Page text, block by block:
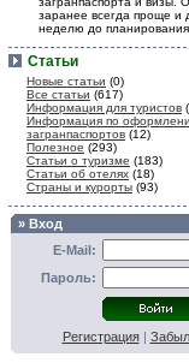
заранее всегда проще и
неделю до планирования
Статьи
Новые статьи (0)
Все статьи (617)
Информация для туристов
Информация по
загранпаспортов (12)
Полезное (293)
Статьи о туризме (183)
Статьи об отелях (18)
Страны и курорты (93)
» Вход
E-Mail:
Пароль:
Регистрация|